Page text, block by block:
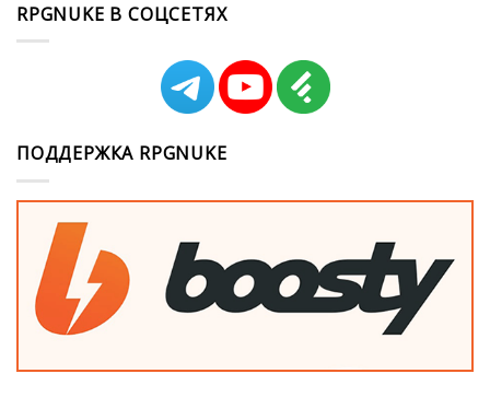
RPGNUKE В СОЦСЕТЯХ
ПОДДЕРЖКА RPGNUKE